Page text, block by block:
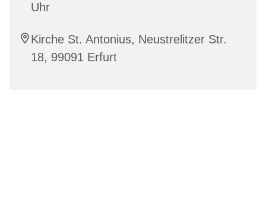
Uhr
Kirche St. Antonius, Neustrelitzer Str.
18, 99091 Erfurt